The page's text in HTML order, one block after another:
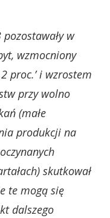
w
wzmocniony
proc.’ i wzrostem
przy wolno
(małe
produkcji na
skutkował
te mogą się
dalszego